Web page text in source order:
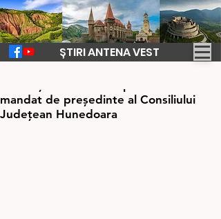
ȘTIRI ANTENA VEST
mandat de președinte al Consiliului
Județean Hunedoara